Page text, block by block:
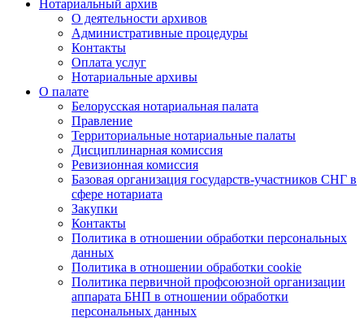
Нотариальный архив
О деятельности архивов
Административные процедуры
Контакты
Оплата услуг
Нотариальные архивы
О палате
Белорусская нотариальная палата
Правление
Территориальные нотариальные палаты
Дисциплинарная комиссия
Ревизионная комиссия
Базовая организация государств-участников СНГ в
сфере нотариата
Закупки
Контакты
Политика в отношении обработки персональных
данных
Политика в отношении обработки cookie
Политика первичной профсоюзной организации
аппарата БНП в отношении обработки
персональных данных